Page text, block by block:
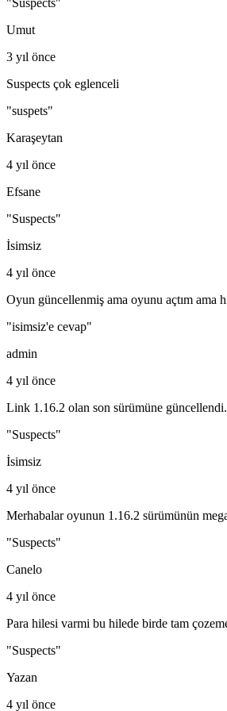
"Suspects"
Umut
3 yıl önce
Suspects çok eglenceli
"suspets"
Karaşeytan
4 yıl önce
Efsane
"Suspects"
İsimsiz
4 yıl önce
Oyun güncellenmiş ama oyunu açtım ama
"isimsiz'e cevap"
admin
4 yıl önce
Link 1.16.2 olan son sürümüne güncellendi.
"Suspects"
İsimsiz
4 yıl önce
Merhabalar oyunun 1.16.2 sürümünün
"Suspects"
Canelo
4 yıl önce
Para hilesi varmi bu hilede birde tam
"Suspects"
Yazan
4 yıl önce